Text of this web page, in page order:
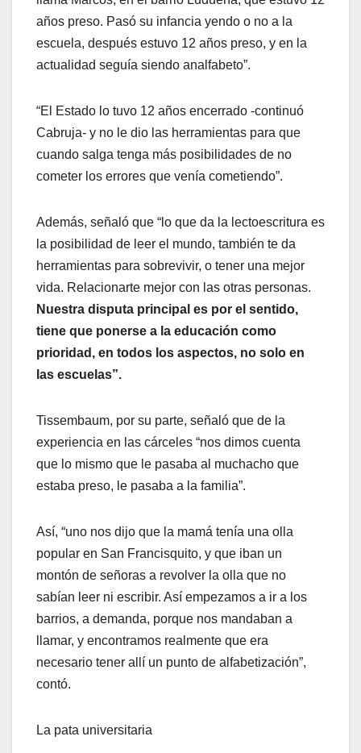
años preso. Pasó su infancia yendo o no a la
escuela, después estuvo 12 años preso, y en la
actualidad seguía siendo analfabeto”.
“El Estado lo tuvo 12 años encerrado -continuó
Cabruja- y no le dio las herramientas para que
cuando salga tenga más posibilidades de no
cometer los errores que venía cometiendo”.
Además, señaló que “lo que da la lectoescritura es
la posibilidad de leer el mundo, también te da
herramientas para sobrevivir, o tener una mejor
vida. Relacionarte mejor con las otras personas.
Nuestra disputa principal es por el sentido,
tiene que ponerse a la educación como
prioridad, en todos los aspectos, no solo en
las escuelas”.
Tissembaum, por su parte, señaló que de la
experiencia en las cárceles “nos dimos cuenta
que lo mismo que le pasaba al muchacho que
estaba preso, le pasaba a la familia”.
Así, “uno nos dijo que la mamá tenía una olla
popular en San Francisquito, y que iban un
montón de señoras a revolver la olla que no
sabían leer ni escribir. Así empezamos a ir a los
barrios, a demanda, porque nos mandaban a
llamar, y encontramos realmente que era
necesario tener allí un punto de alfabetización”,
contó.
La pata universitaria